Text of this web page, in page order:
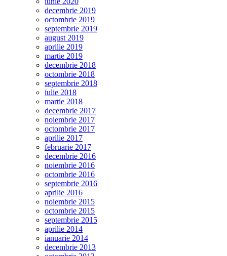
decembrie 2019
octombrie 2019
septembrie 2019
august 2019
aprilie 2019
martie 2019
decembrie 2018
octombrie 2018
septembrie 2018
iulie 2018
martie 2018
decembrie 2017
noiembrie 2017
octombrie 2017
aprilie 2017
februarie 2017
decembrie 2016
noiembrie 2016
octombrie 2016
septembrie 2016
aprilie 2016
noiembrie 2015
octombrie 2015
septembrie 2015
aprilie 2014
ianuarie 2014
decembrie 2013